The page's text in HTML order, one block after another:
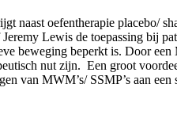
naast oefentherapie placebo/
Lewis de toepassing bij
beweging beperkt is. Door
nut zijn. Een groot
van MWM’s/ SSMP’s aan een